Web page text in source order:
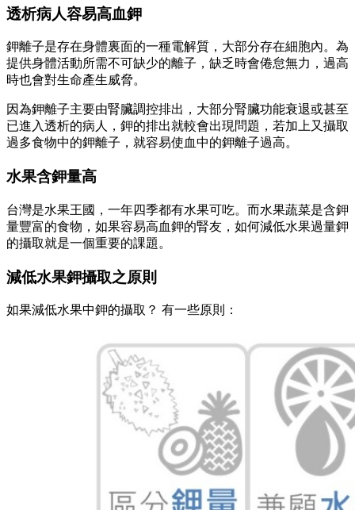
透析病人容易高血鉀
鉀離子是存在身體裏面的一種電解質，大部分存在細胞內。為
提供身體活動所需不可缺少的離子，缺乏時會倦怠無力，過高
時也會對生命產生威脅。
因為鉀離子主要由腎臟調控排出，大部分腎臟功能衰退或甚至
已進入透析的病人，鉀的排出就較會出現問題，若加上又攝取
過多食物中的鉀離子，就容易使血中的鉀離子過高。
水果含鉀量高
台灣是水果王國，一年四季都有水果可吃。而水果蔬菜是含鉀
量豐富的食物，如果容易高血鉀的腎友，如何減低水果過量鉀
的攝取就是一個重要的課題。
減低水果鉀攝取之原則
如果減低水果中鉀的攝取？ 有一些原則：